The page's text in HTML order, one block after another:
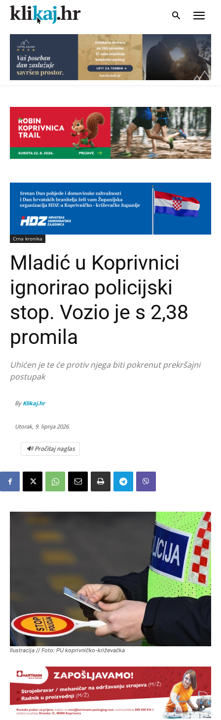
Crna kronika
Mladić u Koprivnici
ignorirao policijski
stop. Vozio je s 2,38
promila
Uhićen je te će protiv njega biti pokrenut prekršajni
postupak
By Klikaj.hr
Utorak, 9. lipnja 2026.
🔊 Pročitaj naglas
Ilustracija // Foto: PU koprivničko-križevačka